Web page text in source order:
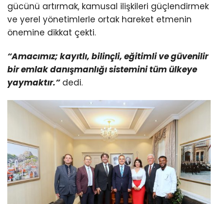
gücünü artırmak, kamusal ilişkileri güçlendirmek
ve yerel yönetimlerle ortak hareket etmenin
önemine dikkat çekti.
“Amacımız; kayıtlı, bilinçli, eğitimli ve güvenilir
bir emlak danışmanlığı sistemini tüm ülkeye
yaymaktır.”dedi.